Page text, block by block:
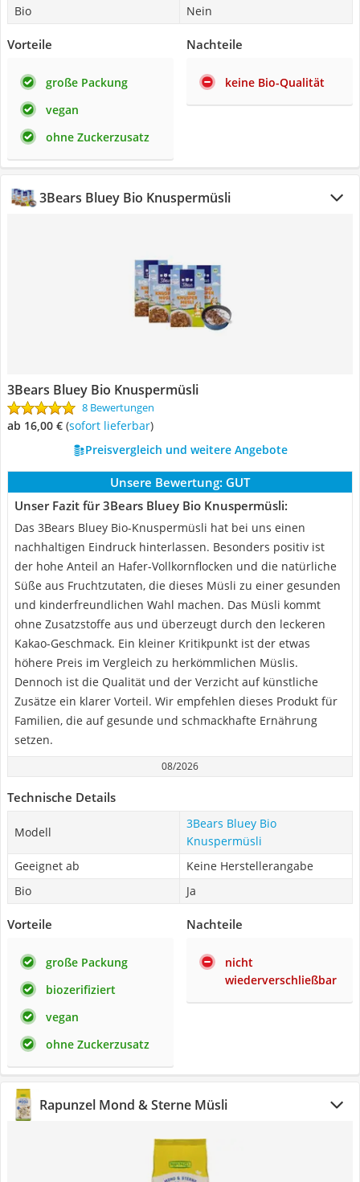
Bio
Nein
Vorteile
große Packung
vegan
ohne Zuckerzusatz
Nachteile
keine Bio-Qualität
3Bears Bluey Bio Knuspermüsli
3Bears Bluey Bio Knuspermüsli
8 Bewertungen
ab 16,00 € ( Sofort lieferbar)
Preisvergleich und weitere Angebote
Unsere Bewertung: GUT
Unser Fazit für 3Bears Bluey Bio Knuspermüsli:
Das 3Bears Bluey Bio-Knuspermüsli hat bei uns einen
nachhaltigen Eindruck hinterlassen. Besonders positiv ist
der hohe Anteil an Hafer-Vollkornflocken und die natürliche
Süße aus Fruchtzutaten, die dieses Müsli zu einer gesunden
und kinderfreundlichen Wahl machen. Das Müsli kommt
ohne Zusatzstoffe aus und überzeugt durch den leckeren
Kakao-Geschmack. Ein kleiner Kritikpunkt ist der etwas
höhere Preis im Vergleich zu herkömmlichen Müslis.
Dennoch ist die Qualität und der Verzicht auf künstliche
Zusätze ein klarer Vorteil. Wir empfehlen dieses Produkt für
Familien, die auf gesunde und schmackhafte Ernährung
setzen.
08/2026
Technische Details
Modell
3Bears Bluey Bio
Knuspermüsli
Geeignet ab
Keine Herstellerangabe
Bio
Ja
Vorteile
große Packung
biozerifiziert
vegan
ohne Zuckerzusatz
Nachteile
nicht
wiederverschließbar
Rapunzel Mond & Sterne Müsli